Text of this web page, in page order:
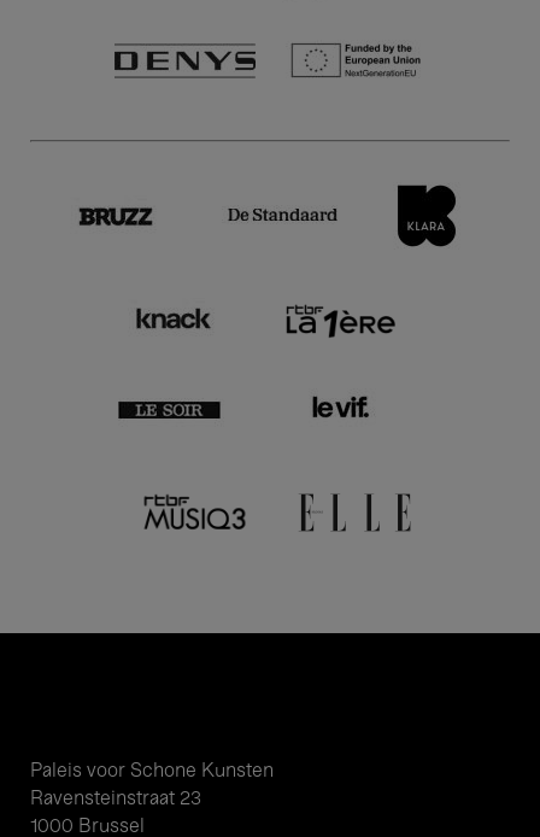
Paleis voor Schone Kunsten
Ravensteinstraat 23
1000 Brussel